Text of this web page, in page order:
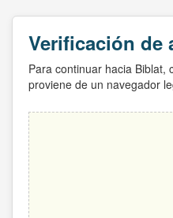
Verificación de
Para continuar hacia Biblat,
proviene de un navegador